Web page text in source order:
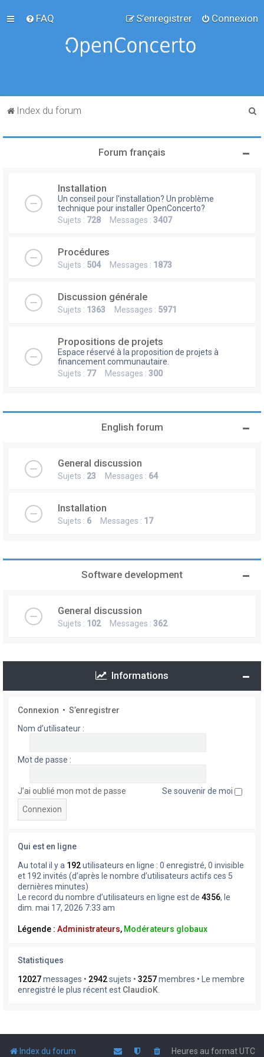
FAQ Connexion
S’enregistrer
Index du forum
Forum français
Installation
Un conseil pour l'installation? Un problème
technique pour installer OpenConcerto?
Sujets : 728 Messages : 3407
Procédures
Sujets : 504Messages : 1873
Discussion générale
Sujets : 1363 Messages : 5971
Propositions de projets
Espace réservé à la proposition de projets à
financement communautaire.
Sujets : 77Messages : 300
English forum
General discussion
Sujets : 23 Messages : 64
Installation
Sujets : 6 Messages : 17
Software development
General discussion
Sujets : 102Messages : 362
Informations
Connexion • S’enregistrer
Nom d’utilisateur :
Mot de passe :
J’ai oublié mon mot de passe Se souvenir de moi
Qui est en ligne
Au total il y a 192utilisateurs en ligne : 0 enregistré, 0 invisible
et 192 invités (d’après le nombre d’utilisateurs actifs ces 5
dernières minutes)
Le record du nombre d’utilisateurs en ligne est de 4356, le
dim. mai 17, 2026 7:33 am
Légende : Administrateurs, Modérateurs globaux
Statistiques
12027messages • 2942sujets • 3257membres • Le membre
enregistré le plus récent est ClaudioK
Index du forum Heures au formatUTC